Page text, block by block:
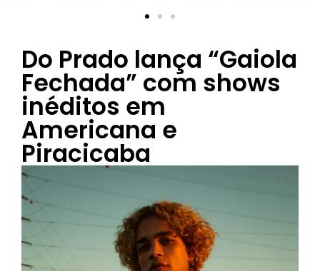
Do Prado lança “Gaiola
Fechada” com shows
inéditos em
Americana e
Piracicaba